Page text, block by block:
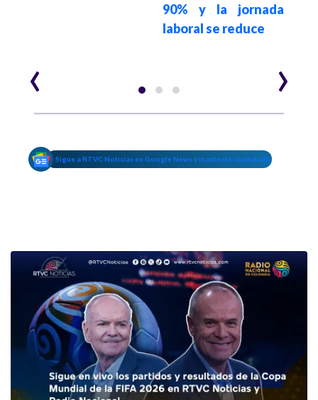
90% y la jornada
laboral se reduce
‹ ›
Sigue a RTVC Noticias en Google News y mantente conectado